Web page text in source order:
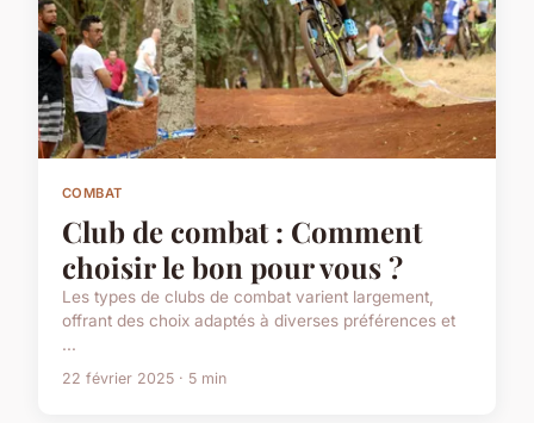
COMBAT
Club de combat : Comment
choisir le bon pour vous ?
Les types de clubs de combat varient largement,
offrant des choix adaptés à diverses préférences et
...
22 février 2025 · 5 min